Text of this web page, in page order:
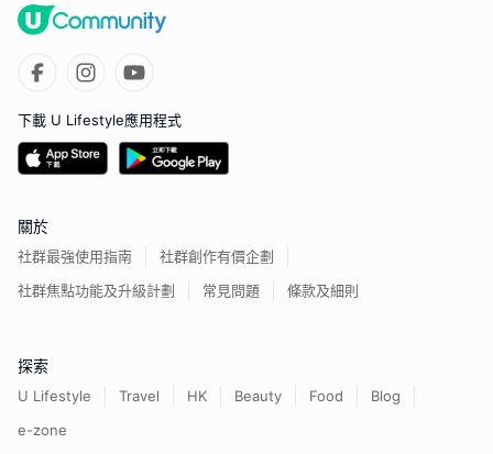
下載 U Lifestyle應用程式
關於
社群最強使用指南
社群創作有價企劃
社群焦點功能及升級計劃
常見問題 條款及細則
探索
U Lifestyle Travel HK Beauty Food
Blog
e-zone